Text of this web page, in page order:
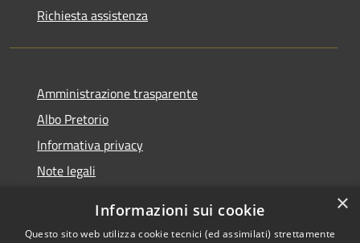
Richiesta assistenza
Amministrazione trasparente
Albo Pretorio
Informativa privacy
Note legali
Whisteblowing
×
Informazioni sui cookie
Questo sito web utilizza cookie tecnici (ed assimilati) strettamente